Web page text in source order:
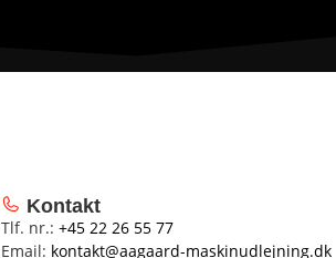
Kontakt
Tlf. nr.: +45 22 26 55 77
Email: kontakt@aagaard-maskinudlejning.dk